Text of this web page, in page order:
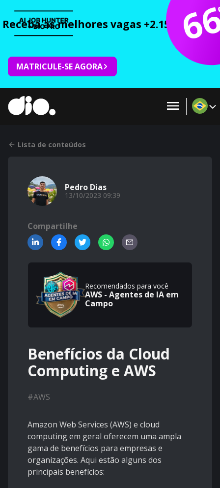
Receba as melhores vagas +2.150 cursos
MATRICULE-SE AGORA
Lista de conteúdos
Pedro Dias
13/10/2023 09:39
Compartilhe
Recomendados para você
AWS - Agentes de IA em
Campo
Benefícios da Cloud
Computing e AWS
#AWS
Amazon Web Services (AWS) e cloud
computing em geral oferecem uma ampla
gama de benefícios para empresas e
organizações. Aqui estão alguns dos
principais benefícios: